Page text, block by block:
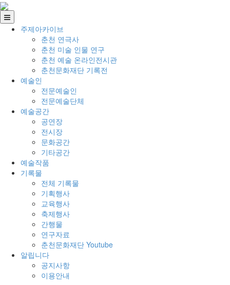
주제아카이브
춘천 연극사
춘천 미술 인물 연구
춘천 예술 온라인전시관
춘천문화재단 기록전
예술인
전문예술인
전문예술단체
예술공간
공연장
전시장
문화공간
기타공간
예술작품
기록물
전체 기록물
기획행사
교육행사
축제행사
간행물
연구자료
춘천문화재단 Youtube
알립니다
공지사항
이용안내